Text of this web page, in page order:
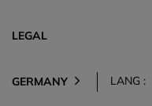
LEGAL
GERMANY LANG :